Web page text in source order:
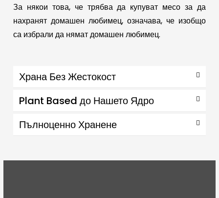
За някои това, че трябва да купуват месо за да
нахранят домашен любимец, означава, че изобщо
са избрали да нямат домашен любимец.
Храна Без Жестокост
Plant Based до Нашето Ядро
Пълноценно Хранене